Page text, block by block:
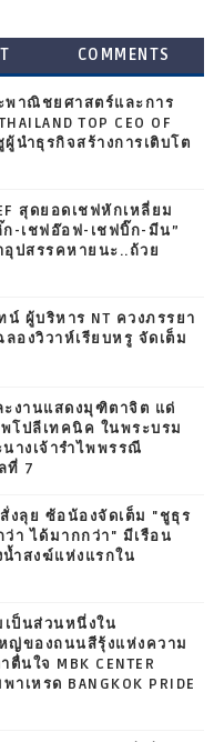
COMMENTS
พาณิชยศาสตร์และการ
TOP CEO OF
ผู้นำธุรกิจสร้างการเติบโต
สุดยอดเชฟหักเหลี่ยม
ก-เชฟอ๊อฟ-เชฟบิ๊ก-มีน”
ปสรรคหายนะ..ถ้วย
ผู้บริหาร NT ควงภรรยา
องวิวาห์เรียบหรู จัดเต็ม
ะงานแสดงมุฑิตาจิต แด่
โปลีเทคนิค ในพระบรม
างเจ้ารำไพพรรณี
ที่ 7
สั่งลุย ซ้อน้องจัดเต็ม "ชูธุร
า ได้มากกว่า" มีเรือน
ำสงฆ์แห่งแรกใน
เป็นส่วนหนึ่งใน
ญ่ของถนนสีรุ้งแห่งความ
นใจ MBK CENTER
าเหรด BANGKOK PRIDE